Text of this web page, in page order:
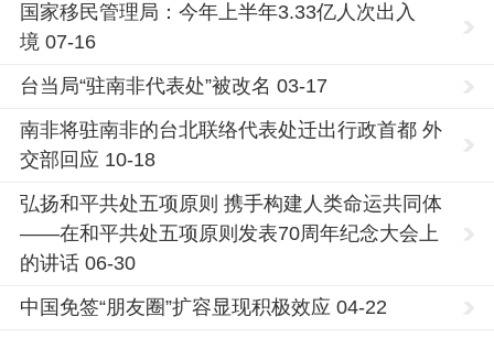
国家移民管理局：今年上半年3.33亿人次出入
境 07-16
台当局“驻南非代表处”被改名 03-17
南非将驻南非的台北联络代表处迁出行政首都 外
交部回应 10-18
弘扬和平共处五项原则 携手构建人类命运共同体
——在和平共处五项原则发表70周年纪念大会上
的讲话 06-30
中国免签“朋友圈”扩容显现积极效应 04-22